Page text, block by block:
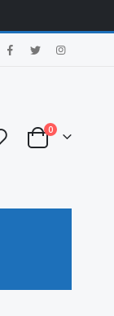
Cart
0στοιχεία